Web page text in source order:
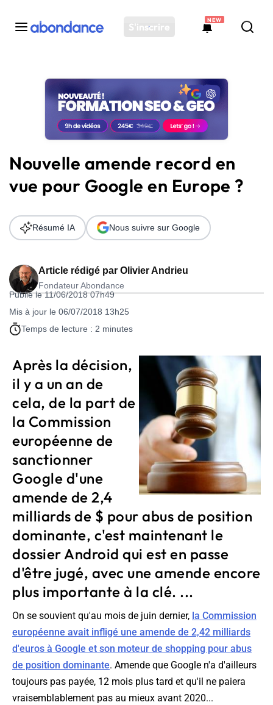
S'inscrire
NEW
Toutes les actus
Actus SEO
Plateforme
Solutions
Ressources
Audit SEO
Nouvelle amende record en
vue pour Google en Europe ?
Article rédigé par Olivier Andrieu
Fondateur Abondance
Publié le 11/06/2018 07h49
Mis à jour le 06/07/2018 13h25
Temps de lecture : 2 minutes
Résumé IA Nous suivre sur Google
Après la décision,
il y a un an de
cela, de la part de
la Commission
européenne de
sanctionner
Google d'une
amende de 2,4
milliards de $ pour abus de position
dominante, c'est maintenant le
dossier Android qui est en passe
d'être jugé, avec une amende encore
plus importante à la clé. ...
On se souvient qu'au mois de juin dernier, la Commission
européenne avait infligé une amende de 2,42 milliards
d'euros à Google et son moteur de shopping pour abus
de position dominante. Amende que Google n'a d'ailleurs
toujours pas payée, 12 mois plus tard et qu'il ne paiera
vraisemblablement pas au mieux avant 2020...